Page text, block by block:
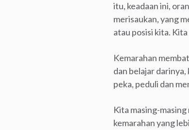
itu, keadaan ini,
merisaukan, yang
atau posisi kita.
Kemarahan
dan belajar
peka, peduli dan
Kita masing-
kemarahan yang